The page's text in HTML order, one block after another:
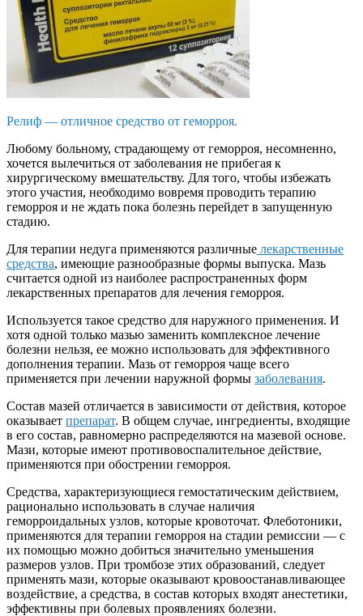
Релиф — отличное средство от геморроя.
Любому больному, страдающему от геморроя, несомненно,
хочется вылечиться от заболевания не прибегая к
хирургическому вмешательству. Для того, чтобы избежать
этого участия, необходимо вовремя проводить терапию
геморроя и не ждать пока болезнь перейдет в запущенную
стадию.
Для терапии недуга применяются различные лекарственные
средства, имеющие разнообразные формы выпуска. Мазь
считается одной из наиболее распространенных форм
лекарственных препаратов для лечения геморроя.
Используется такое средство для наружного применения. И
хотя одной только мазью заменить комплексное лечение
болезни нельзя, ее можно использовать для эффективного
дополнения терапии. Мазь от геморроя чаще всего
применяется при лечении наружной формы заболевания.
Состав мазей отличается в зависимости от действия, которое
оказывает препарат. В общем случае, ингредиенты, входящие
в его состав, равномерно распределяются на мазевой основе.
Мази, которые имеют противовоспалительное действие,
применяются при обострении геморроя.
Средства, характеризующиеся гемостатическим действием,
рационально использовать в случае наличия
геморроидальных узлов, которые кровоточат. Флеботоники,
применяются для терапии геморроя на стадии ремиссии — с
их помощью можно добиться значительно уменьшения
размеров узлов. При тромбозе этих образований, следует
применять мази, которые оказывают кровоостанавливающее
воздействие, а средства, в состав которых входят анестетики,
эффективны при болевых проявлениях болезни.